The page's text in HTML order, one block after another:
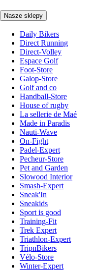
Nasze sklepy
Daily Bikers
Direct Running
Direct-Volley
Espace Golf
Foot-Store
Galop-Store
Golf and co
Handball-Store
House of rugby
La sellerie de Maé
Made in Paradis
Nauti-Wave
On-Fight
Padel-Expert
Pecheur-Store
Pet and Garden
Slowood Interior
Smash-Expert
Sneak'In
Sneakids
Sport is good
Training-Fit
Trek Expert
Triathlon-Expert
TripnBikers
Vélo-Store
Winter-Expert